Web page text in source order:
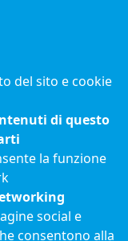
© 2021 Camere di
d'Italia
del sito e cookie
di questo
la funzione
social e
consentono alla